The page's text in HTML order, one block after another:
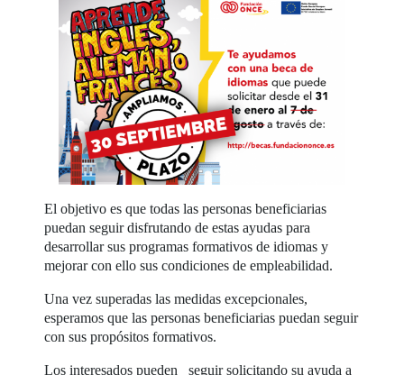
El objetivo es que todas las personas beneficiarias
puedan seguir disfrutando de estas ayudas para
desarrollar sus programas formativos de idiomas y
mejorar con ello sus condiciones de empleabilidad.
Una vez superadas las medidas excepcionales,
esperamos que las personas beneficiarias puedan seguir
con sus propósitos formativos.
Los interesados pueden seguir solicitando su ayuda a